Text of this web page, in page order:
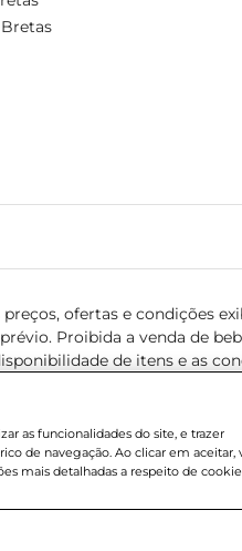
ofertas e condições
Proibida a venda de
de itens e as
as funcionalidades do site, e trazer
de navegação. Ao clicar em aceitar,
mais detalhadas a respeito de